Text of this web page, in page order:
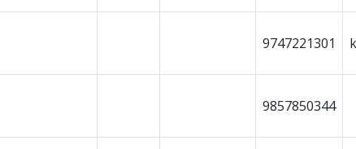
9747221301
9857850344